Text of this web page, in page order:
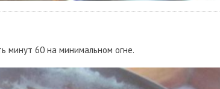
минут 60 на минимальном огне.